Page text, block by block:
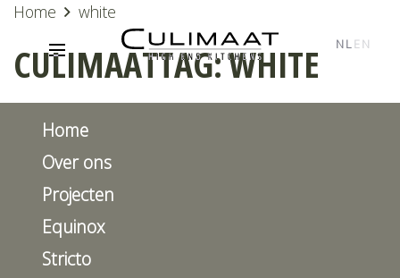
NLEN
Home white
CULIMAATTAG:WHITE
Home
Over ons
Projecten
Equinox
Stricto